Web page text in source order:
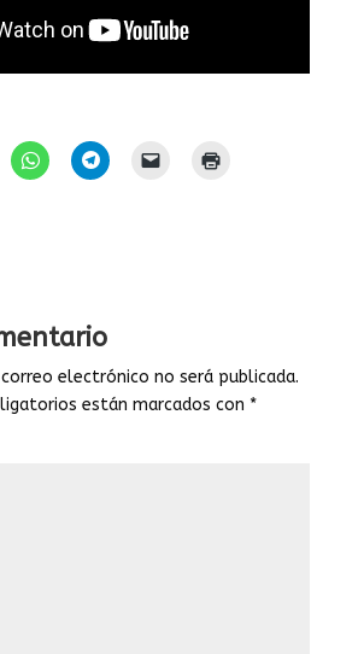
electrónico no será publicada.
están marcados con *